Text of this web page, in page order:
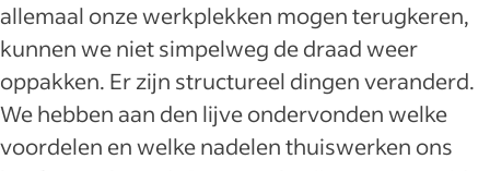
allemaal onze werkplekken mogen terugkeren,
kunnen we niet simpelweg de draad weer
oppakken. Er zijn structureel dingen veranderd.
We hebben aan den lijve ondervonden welke
voordelen en welke nadelen thuiswerken ons